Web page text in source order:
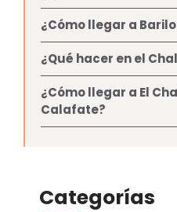
¿Cómo llegar a
¿Qué hacer en el
¿Cómo llegar a El
Calafate?
Categorías